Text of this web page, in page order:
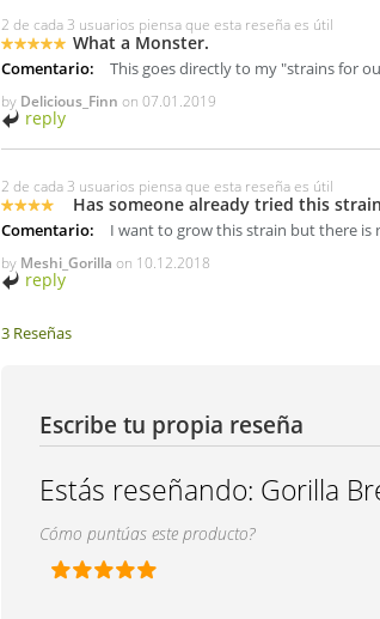
2 de cada 3 usuarios piensa que esta reseña es útil
What a Monster.
Comentario: This goes directly to my "strains for
by Delicious_Finn on07.01.2019
reply
2 de cada 3 usuarios piensa que esta reseña es útil
Has someone already tried this
Comentario: I want to grow this strain but there
by Meshi_Gorilla on 10.12.2018
reply
3 Reseñas
Escribe tu propia reseña
Estás reseñando: Gorilla
Cómo puntúas este producto?